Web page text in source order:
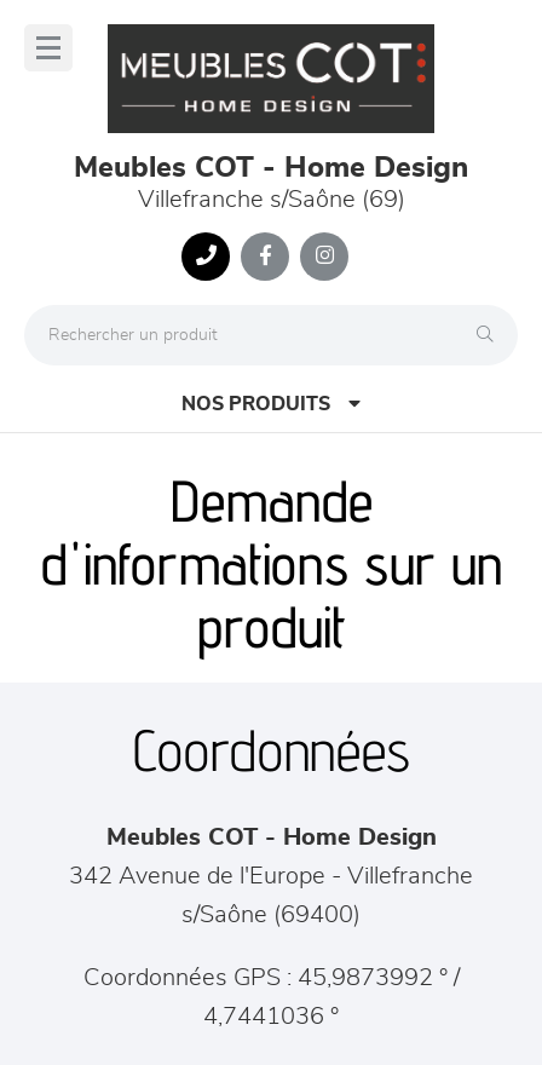
Meubles COT - Home Design
Villefranche s/Saône (69)
NOS PRODUITS
canapés et fauteuils
séjours
meubles de complément
chambres et dressing
décoration
Demande
d'informations sur un
produit
Coordonnées
Meubles COT - Home Design
342 Avenue de l'Europe - Villefranche
s/Saône (69400)
Coordonnées GPS : 45,9873992 ° /
4,7441036 °